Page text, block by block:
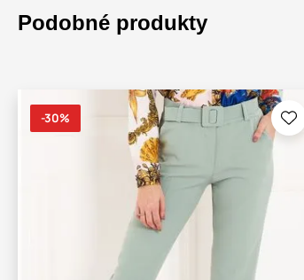
Podobné produkty
-30%